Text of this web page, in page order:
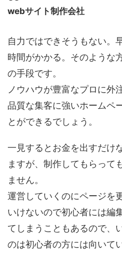
webサイト制作会社
自力ではできそうもない。
時間がかかる。そのような
の手段です。
ノウハウが豊富なプロに外
品質な集客に強いホームペ
とができるでしょう。
一見するとお金を出すだけ
ますが、制作してもらって
ません。
運営していくのにページを
いけないので初心者には編
てしまうこともあるので、
のは初心者の方には向いて